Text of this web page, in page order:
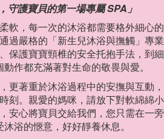
守護寶貝的第一場專屬 SPA」
軟，每一次的沐浴都需要格外細心的
過嚴格的「新生兒沐浴與撫觸」專業
保護寶寶頸椎的安全托抱手法，到細
作都充滿著對生命的敬畏與愛。
更著重於沐浴過程中的安撫與互動，
刻。親愛的媽咪，請放下對軟綿綿小
安心將寶貝交給我們，您只需在一旁
浴的愜意，好好靜養休息。